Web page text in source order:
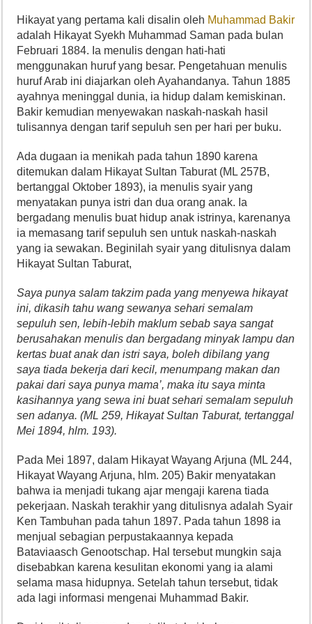
Hikayat yang pertama kali disalin oleh Muhammad Bakir
adalah Hikayat Syekh Muhammad Saman pada bulan
Februari 1884. Ia menulis dengan hati-hati
menggunakan huruf yang besar. Pengetahuan menulis
huruf Arab ini diajarkan oleh Ayahandanya. Tahun 1885
ayahnya meninggal dunia, ia hidup dalam kemiskinan.
Bakir kemudian menyewakan naskah-naskah hasil
tulisannya dengan tarif sepuluh sen per hari per buku.
Ada dugaan ia menikah pada tahun 1890 karena
ditemukan dalam Hikayat Sultan Taburat (ML 257B,
bertanggal Oktober 1893), ia menulis syair yang
menyatakan punya istri dan dua orang anak. Ia
bergadang menulis buat hidup anak istrinya, karenanya
ia memasang tarif sepuluh sen untuk naskah-naskah
yang ia sewakan. Beginilah syair yang ditulisnya dalam
Hikayat Sultan Taburat,
Saya punya salam takzim pada yang menyewa hikayat
ini, dikasih tahu wang sewanya sehari semalam
sepuluh sen, lebih-lebih maklum sebab saya sangat
berusahakan menulis dan bergadang minyak lampu dan
kertas buat anak dan istri saya, boleh dibilang yang
saya tiada bekerja dari kecil, menumpang makan dan
pakai dari saya punya mama’, maka itu saya minta
kasihannya yang sewa ini buat sehari semalam sepuluh
sen adanya. (ML 259, Hikayat Sultan Taburat, tertanggal
Mei 1894, hlm. 193).
Pada Mei 1897, dalam Hikayat Wayang Arjuna (ML 244,
Hikayat Wayang Arjuna, hlm. 205) Bakir menyatakan
bahwa ia menjadi tukang ajar mengaji karena tiada
pekerjaan. Naskah terakhir yang ditulisnya adalah Syair
Ken Tambuhan pada tahun 1897. Pada tahun 1898 ia
menjual sebagian perpustakaannya kepada
Bataviaasch Genootschap. Hal tersebut mungkin saja
disebabkan karena kesulitan ekonomi yang ia alami
selama masa hidupnya. Setelah tahun tersebut, tidak
ada lagi informasi mengenai Muhammad Bakir.